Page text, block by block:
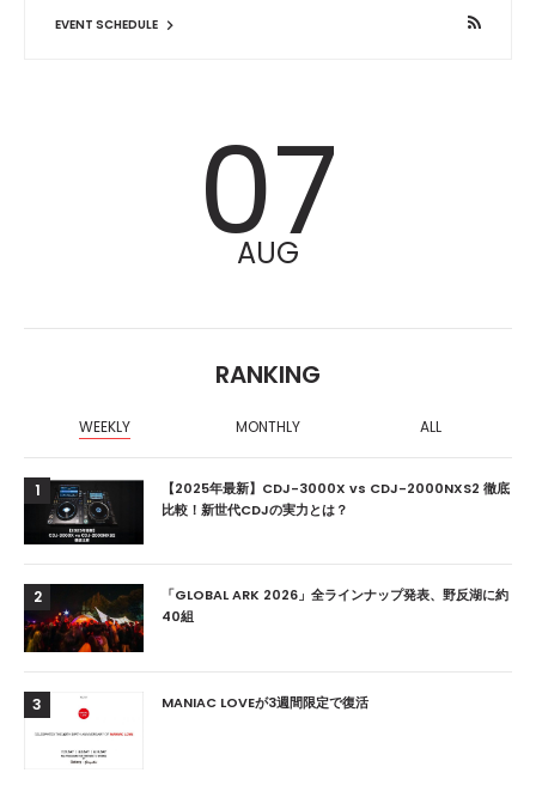
EVENT SCHEDULE
07
AUG
RANKING
WEEKLY MONTHLY ALL
1
【2025年最新】CDJ-3000X vs CDJ-2000NXS2 徹底
比較！新世代CDJの実力とは？
2
「GLOBAL ARK 2026」全ラインナップ発表、野反湖に約
40組
3 MANIAC LOVEが3週間限定で復活